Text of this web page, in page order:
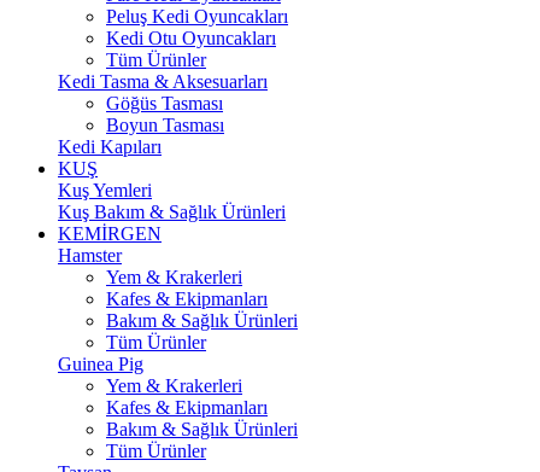
Peluş Kedi Oyuncakları
Kedi Otu Oyuncakları
Tüm Ürünler
Kedi Tasma & Aksesuarları
Göğüs Tasması
Boyun Tasması
Kedi Kapıları
KUŞ
Kuş Yemleri
Kuş Bakım & Sağlık Ürünleri
KEMİRGEN
Hamster
Yem & Krakerleri
Kafes & Ekipmanları
Bakım & Sağlık Ürünleri
Tüm Ürünler
Guinea Pig
Yem & Krakerleri
Kafes & Ekipmanları
Bakım & Sağlık Ürünleri
Tüm Ürünler